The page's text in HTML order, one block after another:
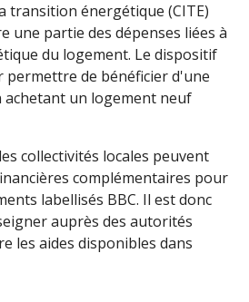
transition énergétique (CITE)
une partie des dépenses liées à
du logement. Le dispositif
permettre de bénéficier d'une
un logement neuf
collectivités locales peuvent
complémentaires pour
labellisés BBC. Il est donc
auprès des autorités
les aides disponibles dans